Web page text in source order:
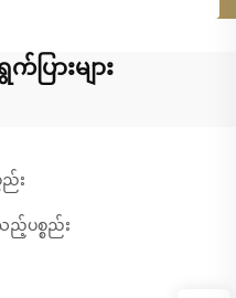
ြားများ
း
ပစ္စည်း